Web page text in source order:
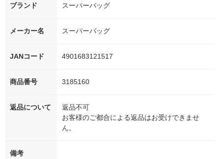
ブランド スーパーバッグ
メーカー名 スーパーバッグ
JANコード 4901683121517
商品番号 3185160
返品について
返品不可
お客様のご都合による返品はお受けできませ
ん。
備考